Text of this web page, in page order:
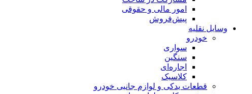
امور مالی و حقوقی
پیش‌فروش
وسایل نقلیه
خودرو
سواری
سنگین
اجاره‌ای
کلاسیک
قطعات یدکی و لوازم جانبی خودرو